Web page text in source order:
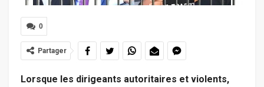
0
Partager
Lorsque les dirigeants autoritaires et violents,